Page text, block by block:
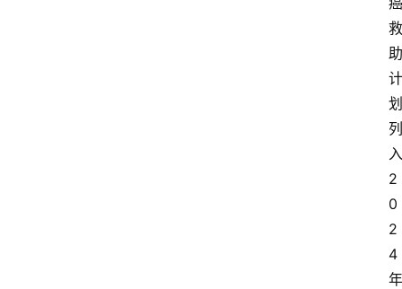
救
助
计
划
列
入
2
0
2
4
年